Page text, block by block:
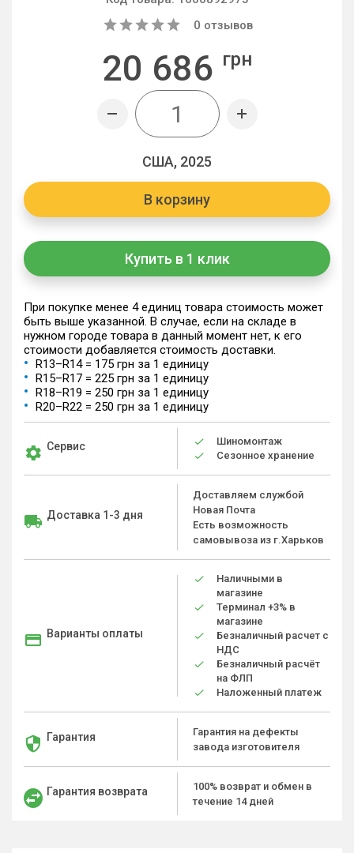
0 отзывов
20 686 грн
США, 2025
В корзину
Купить в 1 клик
При покупке менее 4 единиц товара стоимость может
быть выше указанной. В случае, если на складе в
нужном городе товара в данный момент нет, к его
стоимости добавляется стоимость доставки.
R13–R14 = 175 грн за 1 единицу
R15–R17 = 225 грн за 1 единицу
R18–R19 = 250 грн за 1 единицу
R20–R22 = 250 грн за 1 единицу
Сервис
Шиномонтаж
Сезонное хранение
Доставка 1-3 дня
Доставляем службой
Новая Почта
Есть возможность
самовывоза из г.Харьков
Варианты оплаты
Наличными в
магазине
Терминал +3% в
магазине
Безналичный расчет с
НДС
Безналичный расчёт
на ФЛП
Наложенный платеж
Гарантия
Гарантия на дефекты
завода изготовителя
Гарантия возврата
100% возврат и обмен в
течение 14 дней